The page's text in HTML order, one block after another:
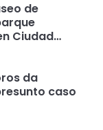
de
Ciudad
da
caso